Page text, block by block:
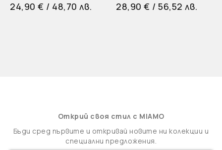
24,90 € / 48,70 лв. 28,90 € / 56,52 лв.
Открий своя стил с MIAMO
Бъди сред първите и откривай новите ни колекции и
специални предложения.